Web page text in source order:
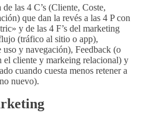
las 4 C’s (Cliente, Coste,
que dan la revés a las 4 P con
y de las 4 F’s del marketing
(tráfico al sitio o app),
y navegación), Feedback (o
el cliente y markeing relacional) y
cuando cuesta menos retener a
nuevo).